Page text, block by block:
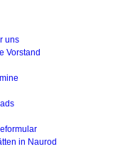
uns
Vorstand
in Naurod